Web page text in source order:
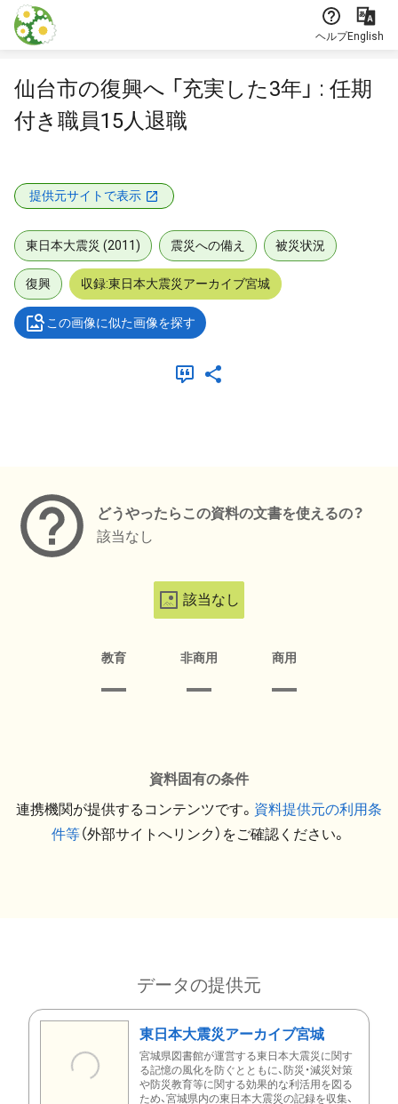
本文に飛ぶ
ヘルプEnglish
仙台市の復興へ 「充実した3年」 : 任期
付き職員15人退職
提供元サイトで表示
東日本大震災 (2011) 震災への備え 被災状況
復興 収録:東日本大震災アーカイブ宮城
この画像に似た画像を探す
どうやったらこの資料の文書を使えるの？
該当なし
該当なし
教育 非商用 商用
資料固有の条件
連携機関が提供するコンテンツです。 資料提供元の利用条
件等（外部サイトへリンク）をご確認ください。
データの提供元
東日本大震災アーカイブ宮城
宮城県図書館が運営する東日本大震災に関す
る記憶の風化を防ぐとともに、防災・減災対策
や防災教育等に関する効果的な利活用を図る
ため、宮城県内の東日本大震災の記録を収集、